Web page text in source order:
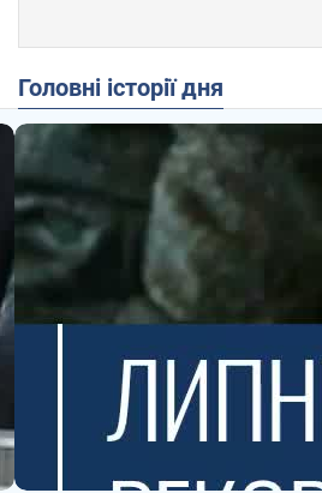
Головні історії дня